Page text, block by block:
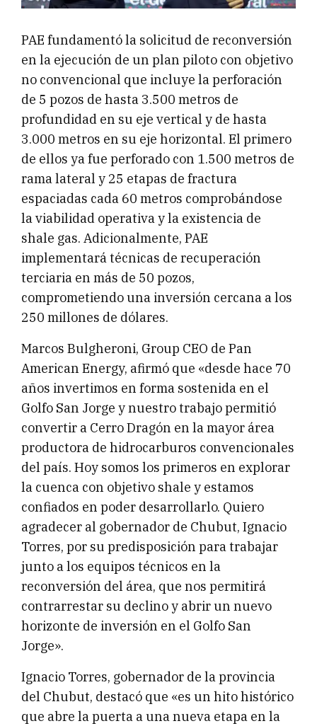
PAE fundamentó la solicitud de reconversión
en la ejecución de un plan piloto con objetivo
no convencional que incluye la perforación
de 5 pozos de hasta 3.500 metros de
profundidad en su eje vertical y de hasta
3.000 metros en su eje horizontal. El primero
de ellos ya fue perforado con 1.500 metros de
rama lateral y 25 etapas de fractura
espaciadas cada 60 metros comprobándose
la viabilidad operativa y la existencia de
shale gas. Adicionalmente, PAE
implementará técnicas de recuperación
terciaria en más de 50 pozos,
comprometiendo una inversión cercana a los
250 millones de dólares.
Marcos Bulgheroni, Group CEO de Pan
American Energy, afirmó que «desde hace 70
años invertimos en forma sostenida en el
Golfo San Jorge y nuestro trabajo permitió
convertir a Cerro Dragón en la mayor área
productora de hidrocarburos convencionales
del país. Hoy somos los primeros en explorar
la cuenca con objetivo shale y estamos
confiados en poder desarrollarlo. Quiero
agradecer al gobernador de Chubut, Ignacio
Torres, por su predisposición para trabajar
junto a los equipos técnicos en la
reconversión del área, que nos permitirá
contrarrestar su declino y abrir un nuevo
horizonte de inversión en el Golfo San
Jorge».
Ignacio Torres, gobernador de la provincia
del Chubut, destacó que «es un hito histórico
que abre la puerta a una nueva etapa en la